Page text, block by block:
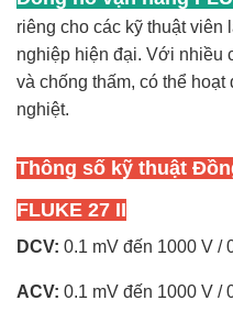
riêng cho các kỹ thuật viên
nghiệp hiện đại. Với nhiều
và chống thấm, có thể
nghiệt.
Thông số kỹ thuật
FLUKE 27 II
DCV: 0.1 mV đến 1000 V /
ACV: 0.1 mV đến 1000 V /